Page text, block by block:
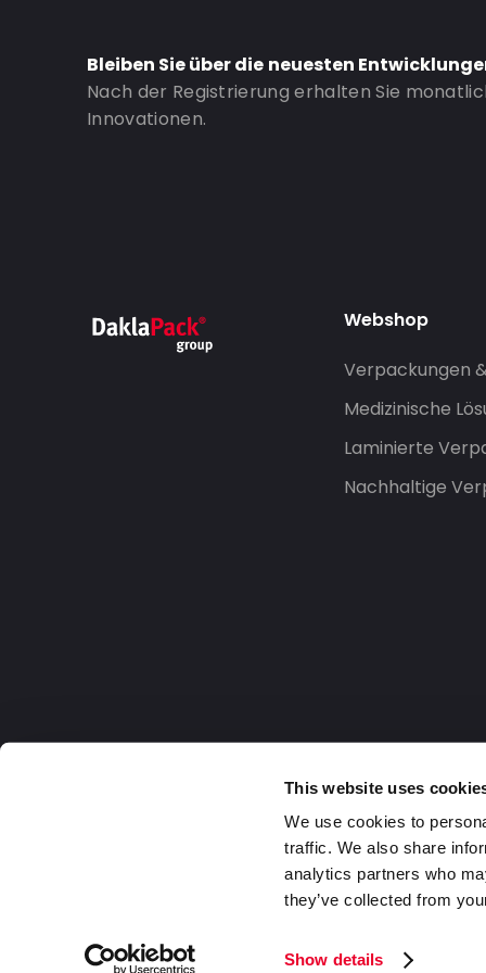
This website uses
We use cookies to
traffic. We also share
analytics partners who
they’ve collected from
Show details
Bestell-ID: 1056Bleiben Sie über die neuesten
Nach der Registrierung erhalten Sie
Innovationen.
Webshop
Verpackungen
Medizinische
Laminierte
Nachhaltige
2026 DaklaPack Group. Alle Rechte